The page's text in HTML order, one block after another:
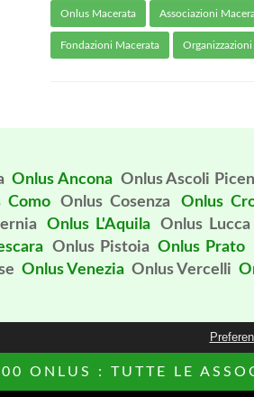
Onlus Macerata Associazioni
Fondazioni Macerata
Onlus Ancona Onlus Ascoli
Como Onlus Cosenza Onlus
Onlus L'Aquila Onlus Lucca
Onlus Pistoia Onlus Prato
Onlus Venezia Onlus Vercelli
ONLUS : TUTTE LE